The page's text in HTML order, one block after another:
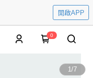
開啟APP
0
1/7